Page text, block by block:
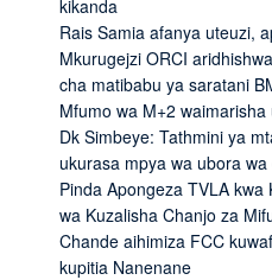
kikanda
Rais Samia afanya uteuzi,
Mkurugejzi ORCI
cha matibabu ya saratani
Mfumo wa M+2
Dk Simbeye: Tathmini ya
ukurasa mpya wa ubora wa
Pinda Apongeza TVLA
wa Kuzalisha Chanjo za
Chande aihimiza FCC
kupitia Nanenane